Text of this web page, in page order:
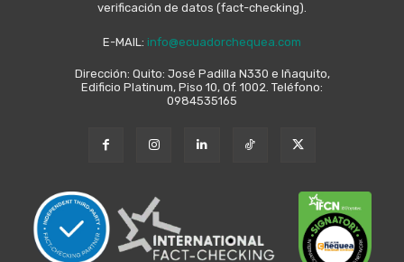
verificación de datos (fact-checking).
E-MAIL: info@ecuadorchequea.com
Dirección: Quito: José Padilla N330 e Iñaquito,
Edificio Platinum, Piso 10, Of. 1002. Teléfono:
0984535165